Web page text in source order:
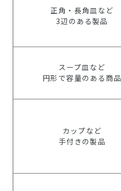
正角・長角皿など
3辺のある製品
スープ皿など
円形で容量のある商品
カップなど
手付きの製品